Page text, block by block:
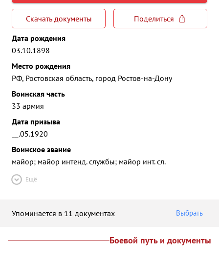
Скачать документы
Поделиться
Дата рождения
03.10.1898
Место рождения
РФ, Ростовская область, город Ростов-на-Дону
Воинская часть
33 армия
Дата призыва
__.05.1920
Воинское звание
майор; майор интенд. службы; майор инт. сл.
Ещё
Упоминается в 11 документах Выбрать
Боевой путь и документы